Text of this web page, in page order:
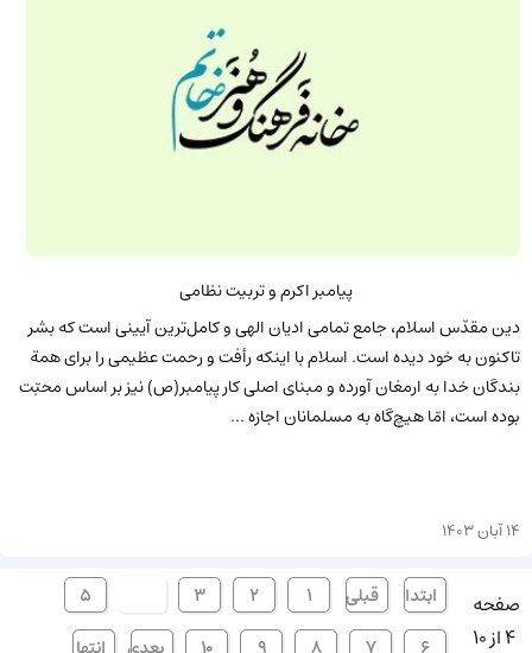
پیامبر اکرم و تربیت نظامی
دین مقدّس اسلام، جامع تمامی ادیان الهی و کامل‌ترین آیینی است که بشر
تاکنون به خود دیده است. اسلام با اینکه رأفت و رحمت عظیمی را برای همة
بندگان خدا به ارمغان آورده و مبنای اصلی کار پیامبر(ص) نیز بر اساس محبّت
بوده است، امّا هیچ‌گاه به مسلمانان اجازه ...
14 آبان 1403
صفحه
4 از 10
ابتدا قبلی 1
2
3
5